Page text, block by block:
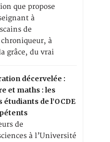
que propose
à
de
à
grâce, du vrai
décervelée :
et maths : les
étudiants de l’OCDE
de
à l’Université